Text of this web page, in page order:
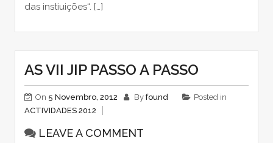
das instiuições“. […]
AS VII JIP PASSO A PASSO
On 5 Novembro, 2012 By found
Posted in
ACTIVIDADES 2012
LEAVE A COMMENT